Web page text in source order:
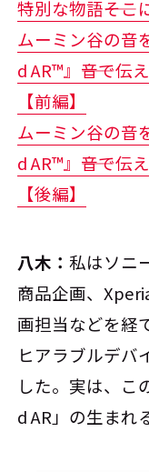
特別な物語――そ
ムーミン谷の音
d AR™』――音で
【前編】
ムーミン谷の音
d AR™』――音で
【後編】
八木： 私はソニ
商品企画、
画担当などを経
ヒアラブルデバ
した。実は、こ
d AR」の生まれ